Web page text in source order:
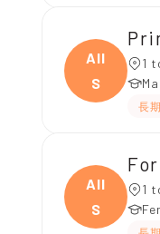
All
S
1
長
All
S
1